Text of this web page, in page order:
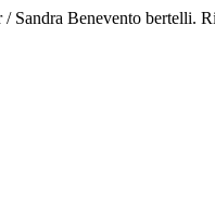
Sandra Benevento bertelli.